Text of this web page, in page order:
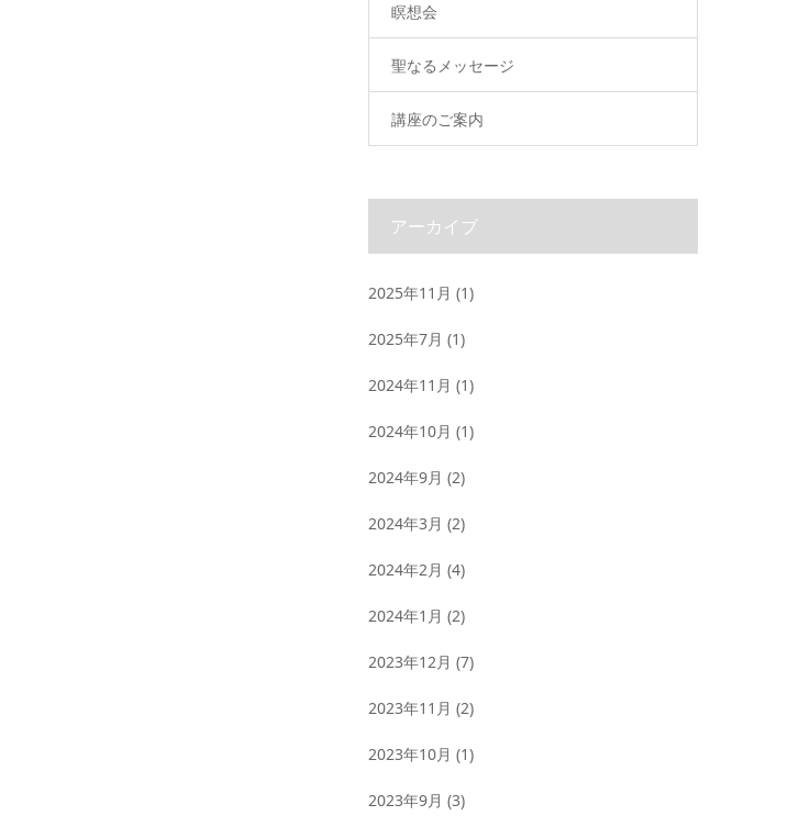
瞑想会
聖なるメッセージ
講座のご案内
アーカイブ
2025年11月 (1)
2025年7月 (1)
2024年11月 (1)
2024年10月 (1)
2024年9月 (2)
2024年3月 (2)
2024年2月 (4)
2024年1月 (2)
2023年12月 (7)
2023年11月 (2)
2023年10月 (1)
2023年9月 (3)